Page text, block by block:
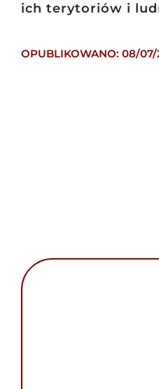
ich terytoriów i
OPUBLIKOWANO: 08/07/